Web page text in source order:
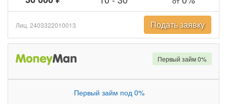
Лиц. 2403322010013 Подать заявку
Первый займ под 0%
Первый займ 0%